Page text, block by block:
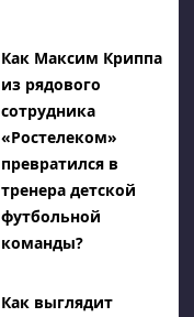
Как Максим Криппа
из рядового
сотрудника
«Ростелеком»
превратился в
тренера детской
футбольной
команды?
Как выглядит